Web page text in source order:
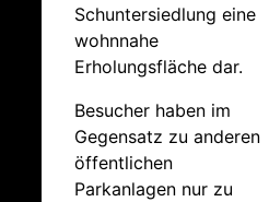
Schuntersiedlung eine
wohnnahe
Erholungsfläche dar.
Besucher haben im
Gegensatz zu anderen
öffentlichen
Parkanlagen nur zu